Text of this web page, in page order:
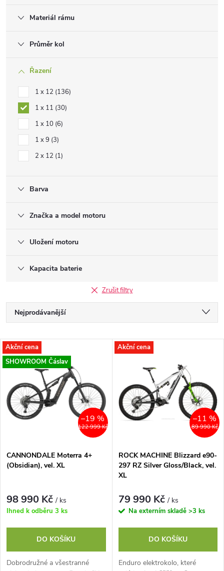
Materiál rámu
Průměr kol
Řazení
1 x 12 136
1 x 11 30
1 x 10 6
1 x 9 3
2 x 12 1
Barva
Značka a model motoru
Uložení motoru
Kapacita baterie
Zrušit filtry
Ř
a
z
e
n
p
r
o
u
Nejprodávanější
Nejdražší
Abecedně
V
ý
p
s
p
r
o
d
Akční cena
SHOWROOM Čáslav
122 999 Kč
–19 %
CANNONDALE Moterra 4+
(Obsidian), vel. XL
98 990 Kč/ ks
Ihned k odběru 3 ks
DO KOŠÍKU
Dobrodružné a všestranné
Akční cena
89 990 Kč
–11 %
ROCK MACHINE Blizzard e90-
297 RZ Silver Gloss/Black, vel.
XL
79 990 Kč/ ks
Na externím skladě >3 ks
DO KOŠÍKU
Enduro elektrokolo, které